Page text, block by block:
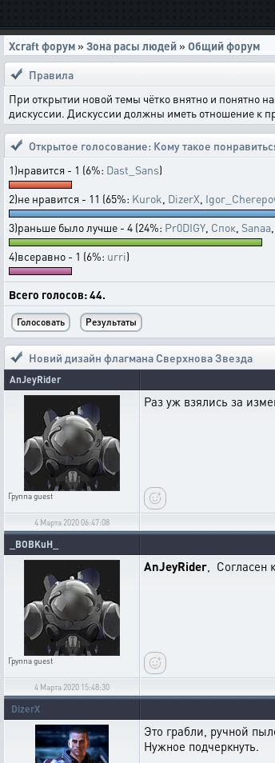
Xcraft форум » Зона расы людей » Общий форум
Правила
При открытии новой темы чётко внятно и понятно
дискуссии. Дискуссии должны иметь отношение к
Открытое голосование: Кому такое
1)нравится - 1 (6%: Dast_Sans)
2)не нравится - 11 (65%: Kurok DizerX
3)раньше было лучше - 4 (24%: Pr0DIGY Спок Sanaa
4)всеравно - 1 (6%: urri)
Всего голосов: 44.
Новий дизайн флагмана Сверхнова Звезда
AnJeyRider
Группаguest
Раз уж взялись за
4 Марта 2020 06:47:08
_BOBKuH_
Группаguest
AnJeyRider, Согласен
4 Марта 2020 15:48:30
DizerX
Это грабли, ручной
Нужное подчеркнуть.